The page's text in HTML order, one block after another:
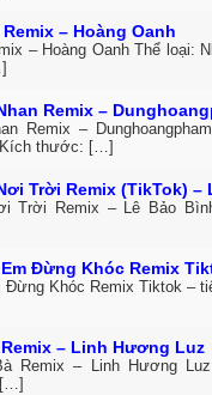
– Hoàng Oanh
– Hoàng Oanh Thể loại:
Remix –
Remix –
Kích thước: […]
Trời Remix (TikTok) –
Trời Remix – Lê Bảo
Đừng Khóc Remix
Đừng Khóc Remix Tiktok –
– Linh Hương Luz
Remix – Linh Hương
[…]